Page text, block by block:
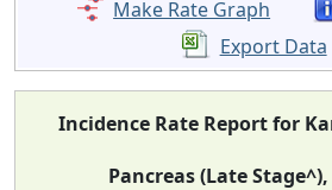
Make Rate Graph
Export Data
Incidence Rate Report for
Pancreas (Late Stage^),